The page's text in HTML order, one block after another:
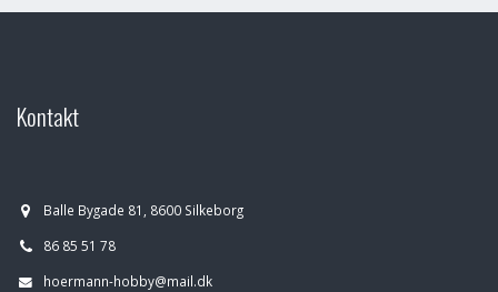
Kontakt
Balle Bygade 81, 8600 Silkeborg
86 85 51 78
hoermann-hobby@mail.dk